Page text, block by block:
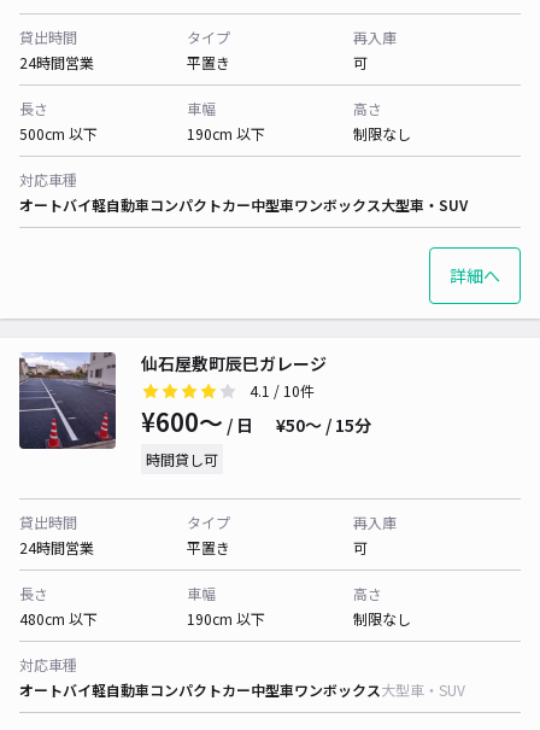
貸出時間
24時間営業
タイプ
平置き
再入庫
可
長さ
500cm 以下
車幅
190cm 以下
高さ
制限なし
対応車種
オートバイ軽自動車コンパクトカー中型車ワンボックス大型車・SUV
詳細へ
仙石屋敷町辰巳ガレージ
4.1 / 10件
¥600〜 / 日 ¥50〜 / 15分
時間貸し可
貸出時間
24時間営業
タイプ
平置き
再入庫
可
長さ
480cm 以下
車幅
190cm 以下
高さ
制限なし
対応車種
オートバイ軽自動車コンパクトカー中型車ワンボックス大型車・SUV